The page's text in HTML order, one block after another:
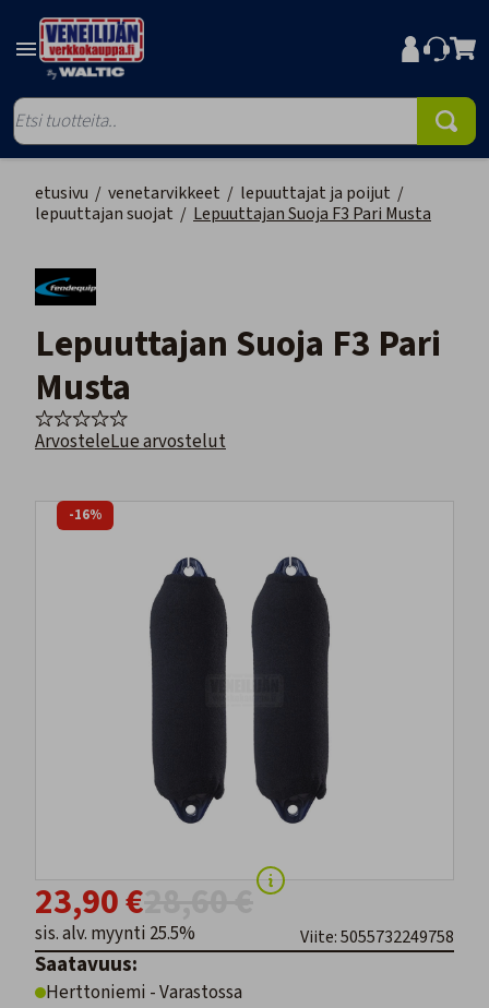
etusivu / venetarvikkeet / lepuuttajat ja poijut /
lepuuttajan suojat / Lepuuttajan Suoja F3 Pari Musta
Lepuuttajan Suoja F3 Pari
Musta
ArvosteleLue arvostelut
-16%
23,90 €
sis. alv. myynti 25.5% Viite: 5055732249758
Saatavuus:
Herttoniemi - Varastossa